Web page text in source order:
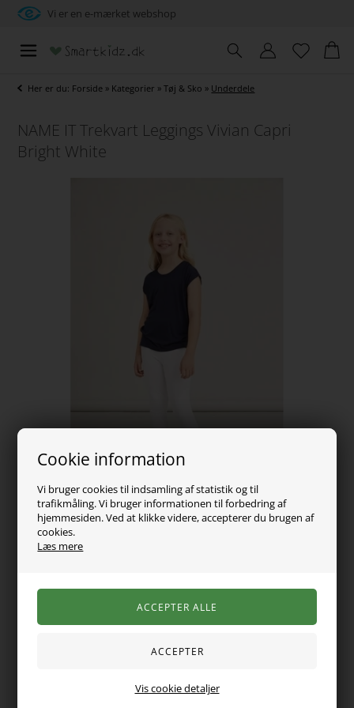
Cookie information
Vi bruger cookies til indsamling af statistik og til
trafikmåling. Vi bruger informationen til forbedring af
hjemmesiden. Ved at klikke videre, accepterer du brugen af
cookies.
Læs mere
Vis cookie detaljer
Vi er en e-mærket webshop
Her er du: Forside » Kategorier »Tøj & Sko » Underdele
NAME IT Trekvart Leggings Vivian Capri
Bright White